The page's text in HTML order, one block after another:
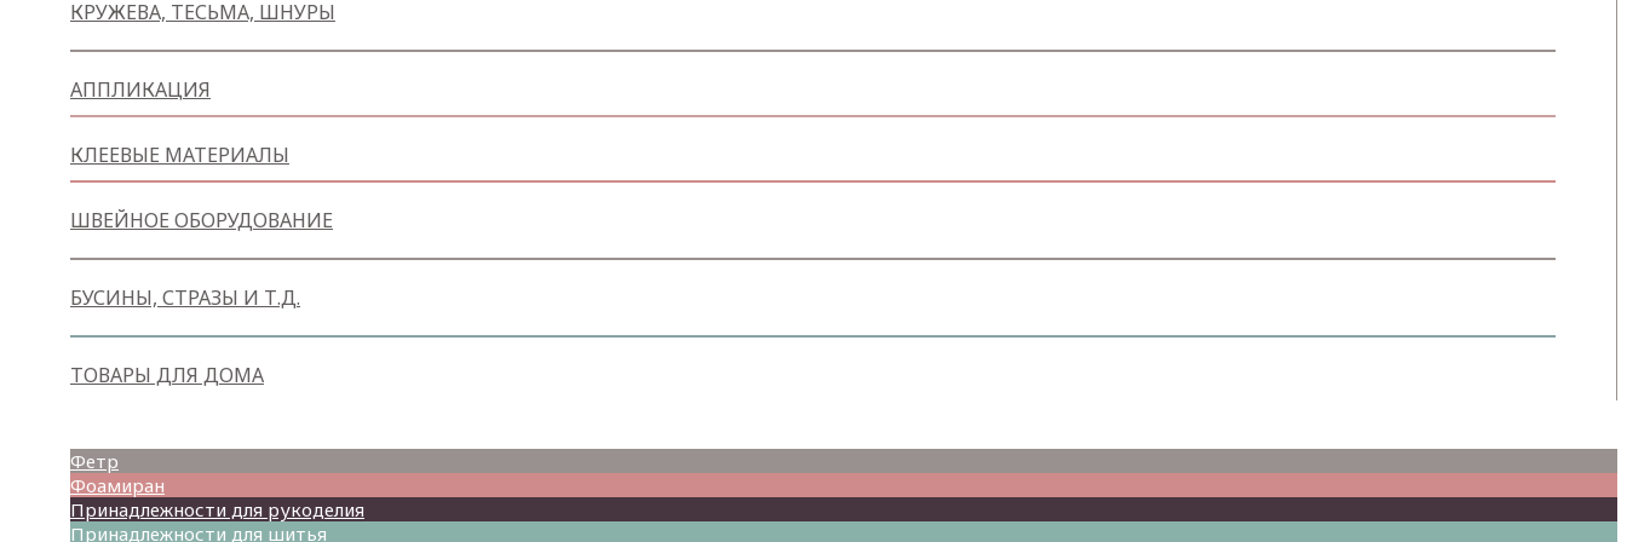
КРУЖЕВА, ТЕСЬМА, ШНУРЫ
АППЛИКАЦИЯ
КЛЕЕВЫЕ МАТЕРИАЛЫ
ШВЕЙНОЕ ОБОРУДОВАНИЕ
БУСИНЫ, СТРАЗЫ И Т.Д.
ТОВАРЫ ДЛЯ ДОМА
Фетр
Фоамиран
Принадлежности для рукоделия
Принадлежности для шитья